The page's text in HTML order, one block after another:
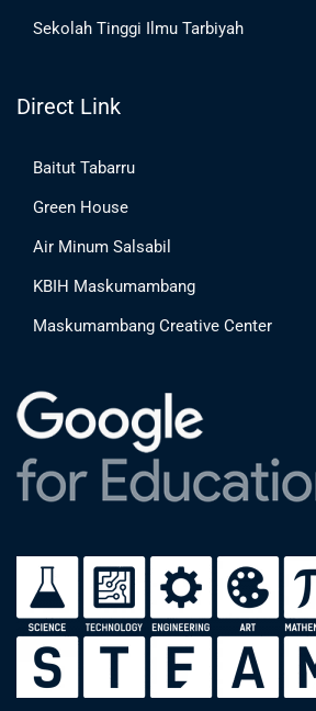
Sekolah Tinggi Ilmu Tarbiyah
Direct Link
Baitut Tabarru
Green House
Air Minum Salsabil
KBIH Maskumambang
Maskumambang Creative Center